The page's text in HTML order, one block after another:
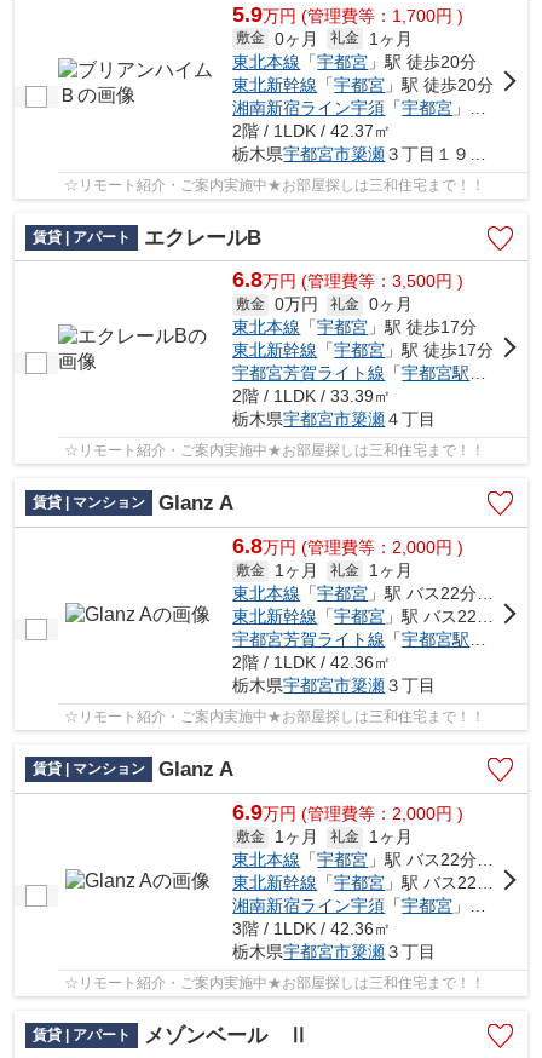
5.9万円 (管理費等：1,700円 )
敷金 0ヶ月 礼金
1ヶ月
東北本線 「宇都宮 」駅 徒歩20分
東北新幹線 「宇都宮 」駅 徒歩20分
湘南新宿ライン宇須 「宇都宮 」駅 徒歩20分
2階 / 1LDK / 42.37㎡
栃木県宇都宮市簗瀬３丁目１９－１２
☆リモート紹介・ご案内実施中★お部屋探しは三和住宅まで！！
賃貸 | アパート エクレールB
6.8万円 (管理費等：3,500円 )
敷金 0万円 礼金 0ヶ月
東北本線 「宇都宮 」駅 徒歩17分
東北新幹線 「宇都宮 」駅 徒歩17分
宇都宮芳賀ライト線 「宇都宮駅東口
2階 / 1LDK / 33.39㎡
栃木県宇都宮市簗瀬４丁目
☆リモート紹介・ご案内実施中★お部屋探しは三和住宅まで！！
賃貸 | マンション Glanz A
6.8万円 (管理費等：2,000円 )
敷金 1ヶ月 礼金
1ヶ月
東北本線 「宇都宮 」駅 バス22分 「簗瀬金堀」 停歩3分
東北新幹線 「宇都宮 」駅 バス22分 「簗瀬金堀」 停歩3分
宇都宮芳賀ライト線 「宇都宮駅東口
2階 / 1LDK / 42.36㎡
栃木県宇都宮市簗瀬３丁目
☆リモート紹介・ご案内実施中★お部屋探しは三和住宅まで！！
賃貸 | マンション Glanz A
6.9万円 (管理費等：2,000円 )
敷金 1ヶ月 礼金
1ヶ月
東北本線 「宇都宮 」駅 バス22分 「簗瀬金堀」 停歩3分
東北新幹線 「宇都宮 」駅 バス22分 「簗瀬金堀」 停歩3分
湘南新宿ライン宇須 「宇都宮 」駅 バス22分 「簗瀬金堀」 停歩3分
3階 / 1LDK / 42.36㎡
栃木県宇都宮市簗瀬３丁目
☆リモート紹介・ご案内実施中★お部屋探しは三和住宅まで！！
賃貸 | アパート メゾンベール Ⅱ